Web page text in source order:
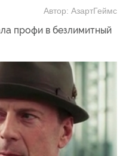
Автор: АзартГеймс
профи в безлимитный